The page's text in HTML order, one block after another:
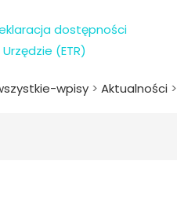
dostępności
Urzędzie (ETR)
wpisy > Aktualności >